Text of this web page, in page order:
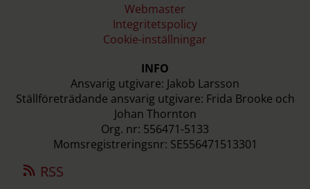
Webmaster
Integritetspolicy
Cookie-inställningar
INFO
Ansvarig utgivare: Jakob Larsson
Ställföreträdande ansvarig utgivare: Frida Brooke och
Johan Thornton
Org. nr: 556471-5133
Momsregistreringsnr: SE556471513301
RSS